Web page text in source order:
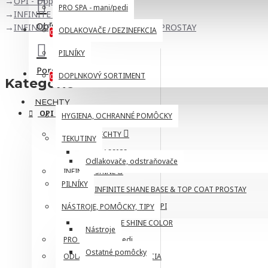
ObľúbenéZoznam produktov
0
Porovnávanie Zoznam produktov
0
PRO SPA - mani/pedi
ODLAKOVAČE / DEZINEFKCIA
PILNÍKY
DOPLNKOVÝ SORTIMENT
NECHTY
HYGIENA, OCHRANNÉ POMÔCKY
TEKUTINY
Odlakovače, odstraňovače
PILNÍKY
NÁSTROJE, POMÔCKY, TIPY
Nástroje
Ostatné pomôcky
INFINITE SHINE
INFINITE SHANE BASE & TOP COAT PROSTAY
Kategórie
OPI
LAKY NA NECHTY
CLASSICS
INFINITE SHINE
INFINITE SHANE BASE & TOP COAT PROSTAY
ME, MYSELF, AND OPI
INFINITE SHINE COLOR
PRO SPA - mani/pedi
ODLAKOVAČE / DEZINEFKCIA